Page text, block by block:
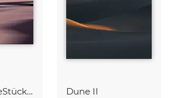
Purpura SeeStück No.18 Dune II